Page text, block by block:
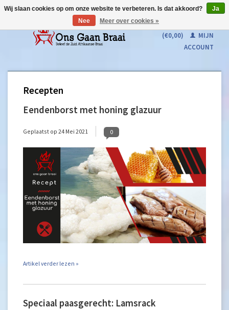
(€0,00)
MIJN
ACCOUNT
Recepten
Eendenborst met honing glazuur
Geplaatst op 24 Mei 2021 0
Artikel verder lezen »
Speciaal paasgerecht: Lamsrack
Wij slaan cookies op om onze website te verbeteren. Is dat akkoord?
Ja
Nee
Meer over cookies »